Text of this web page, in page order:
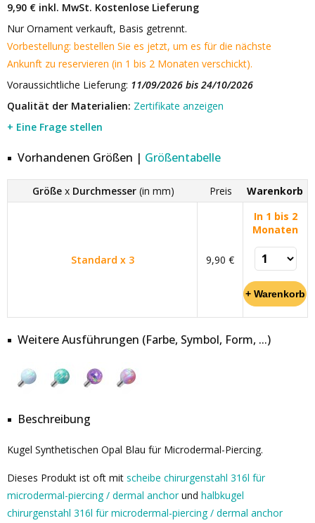
9,90 € inkl. MwSt. Kostenlose Lieferung
Nur Ornament verkauft, Basis getrennt.
Vorbestellung: bestellen Sie es jetzt, um es für die nächste
Ankunft zu reservieren (in 1 bis 2 Monaten verschickt).
Voraussichtliche Lieferung: 11/09/2026 bis 24/10/2026
Qualität der Materialien: Zertifikate anzeigen
+ Eine Frage stellen
Vorhandenen Größen | Größentabelle
Größex Durchmesser(in mm) Preis Warenkorb
Standard x 3 9,90 €
In 1 bis 2
Monaten
Weitere Ausführungen (Farbe, Symbol, Form, ...)
Beschreibung
Kugel Synthetischen Opal Blau für Microdermal-Piercing.
Dieses Produkt ist oft mit scheibe chirurgenstahl 316l für
microdermal-piercing / dermal anchorund halbkugel
chirurgenstahl 316l für microdermal-piercing / dermal anchor